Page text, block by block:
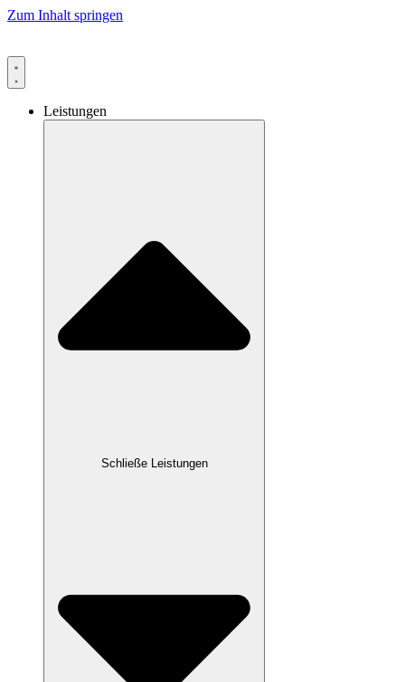
Zum Inhalt springen
Leistungen
Schließe Leistungen